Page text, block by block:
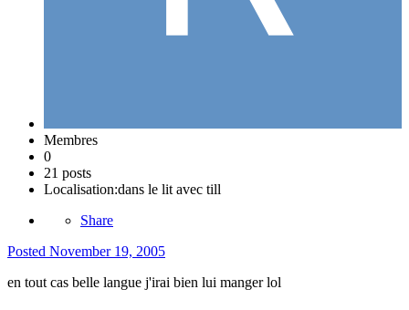
Membres
0
21 posts
Localisation:dans le lit avec till
Share
Posted November 19, 2005
en tout cas belle langue j'irai bien lui manger lol